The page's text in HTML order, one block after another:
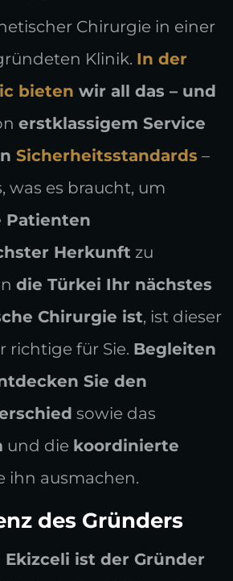
Chirurgie in einer
Klinik. In der
bieten wir all das – und
erstklassigem Service
Sicherheitsstandards –
was es braucht, um
Patienten
Herkunft zu
die Türkei Ihr nächstes
Chirurgie ist, ist dieser
richtige für Sie. Begleiten
Sie den
sowie das
und die koordinierte
ihn ausmachen.
des Gründers
Ekizceli ist der Gründer